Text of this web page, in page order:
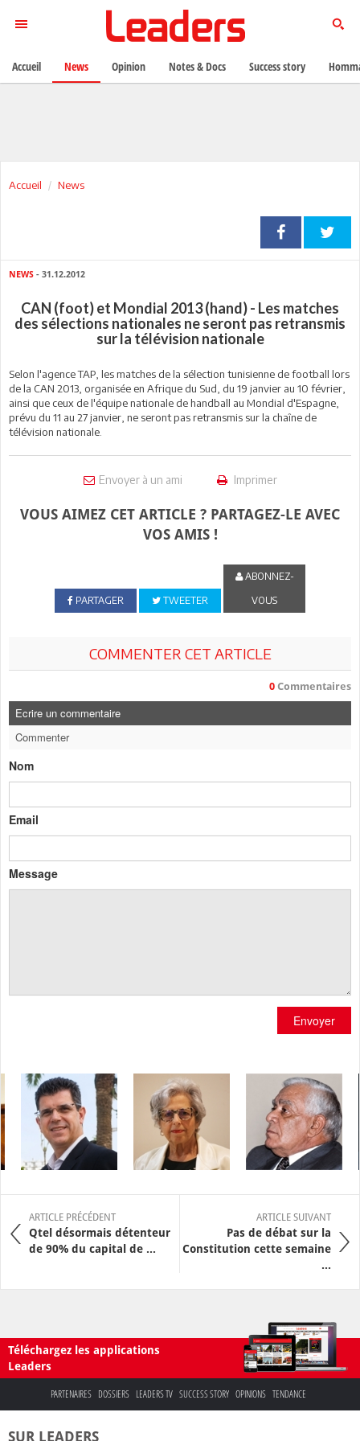
Accueil News
NEWS - 31.12.2012
CAN (foot) et Mondial 2013 (hand) - Les matches
des sélections nationales ne seront pas retransmis
sur la télévision nationale
Selon l'agence TAP, les matches de la sélection tunisienne de football lors
de la CAN 2013, organisée en Afrique du Sud, du 19 janvier au 10 février,
ainsi que ceux de l'équipe nationale de handball au Mondial d'Espagne,
prévu du 11 au 27 janvier, ne seront pas retransmis sur la chaîne de
télévision nationale.
Envoyer à un ami Imprimer
VOUS AIMEZ CET ARTICLE ? PARTAGEZ-LE AVEC
VOS AMIS !
PARTAGER TWEETER
ABONNEZ-
VOUS
COMMENTER CET ARTICLE
0 Commentaires
Ecrire un commentaire
Commenter
Nom
Email
Message
Envoyer
ARTICLE PRÉCÉDENT
Qtel désormais détenteur
de 90% du capital de ...
ARTICLE SUIVANT
Pas de débat sur la
Constitution cette semaine
...
Téléchargez les applications
Leaders
PARTENAIRES DOSSIERS LEADERS TV SUCCESS STORY OPINIONS TENDANCE
SUR LEADERS
Accueil News Opinion Notes & Docs Success story